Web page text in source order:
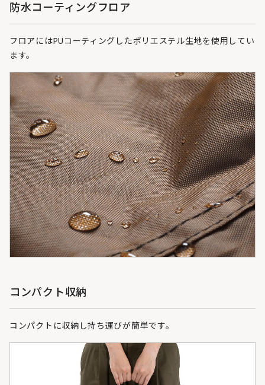
防水コーティングフロア
フロアにはPUコーティングしたポリエステル生地を使用してい
ます。
コンパクト収納
コンパクトに収納し持ち運びが簡単です。